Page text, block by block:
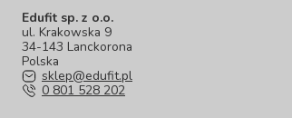
Edufit sp. z o.o.
ul. Krakowska 9
34-143 Lanckorona
Polska
sklep@edufit.pl
0 801 528 202